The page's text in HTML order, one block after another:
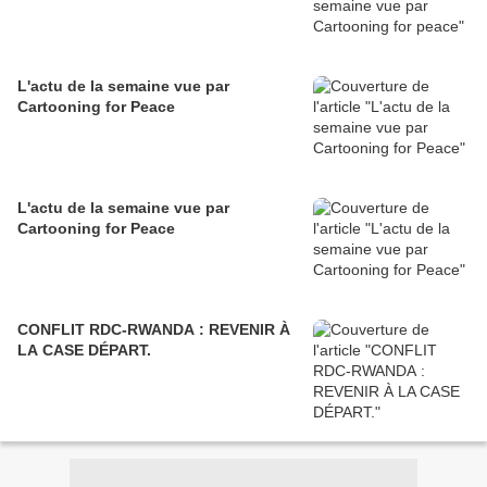
L'actu de la semaine vue par
Cartooning for Peace
L'actu de la semaine vue par
Cartooning for Peace
CONFLIT RDC-RWANDA : REVENIR À
LA CASE DÉPART.